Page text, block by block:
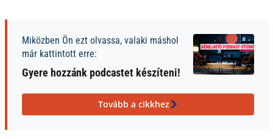
Miközben Ön ezt olvassa, valaki máshol
már kattintott erre:
Gyere hozzánk podcastet készíteni!
Tovább a cikkhez